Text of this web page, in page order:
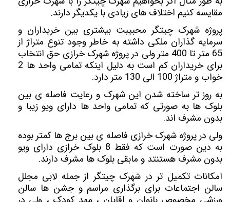
مقایسه کنیم اختلاف های زیادی با یکدیگر دارند.
پروژه شهرک چیتگر محبیبت بیشتری بین خریداران و
سرمایه گذاران ملکی داشته به خاطر وجود تنوع متراژ از
65 متر تا 400 متر
ولی در پروژه شهرک خرازی حق انتخاب
برای خریداران کم است به دلیل اینکه تمامی واحد ها 2
خواب و متراژ 100 الی 130 متر دارد.
به روز تر ساخته شدن این شهرک و رعایت فاصله ی بین
بلوک ها به صورتی که تمامی واحد ها دارای ویو زیبا و
بدون مشرف اند.
ولی در پروژه شهرک خرازی فاصله ی بین برج ها کمتر بوده
به دین صورت است که فقط 8 بلوک خرازی دارای ویو
بدون مشرف هستنتد و مابقی بلوک ها مشرف دارند.
امکانات تکمیل تر در شهرک چیتگر از جمله لابی مجلل
سالن اجتماعات برای برگذاری مراسم و جشن ها سالن